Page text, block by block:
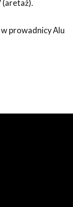
(aretaż).
prowadnicy Alu